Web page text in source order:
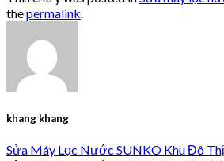
thepermalink
khang khang
Sửa Máy Lọc Nước SUNKO Khu Đô